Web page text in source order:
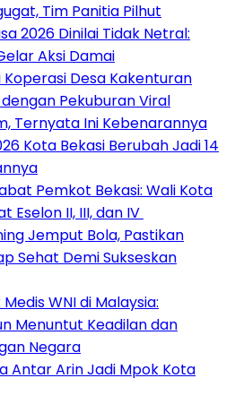
Tim Panitia Pilhut
2026 Dinilai Tidak Netral:
Aksi Damai
Koperasi Desa Kakenturan
Pekuburan Viral
Ternyata Ini Kebenarannya
Kota Bekasi Berubah Jadi 14
Pemkot Bekasi: Wali Kota
Eselon II, III, dan IV
Jemput Bola, Pastikan
Sehat Demi Sukseskan
WNI di Malaysia:
Menuntut Keadilan dan
Negara
Antar Arin Jadi Mpok Kota